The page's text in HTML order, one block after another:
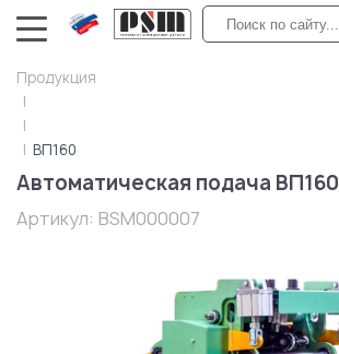
Продукция
ВП160
Автоматическая подача ВП160
Артикул: BSM000007